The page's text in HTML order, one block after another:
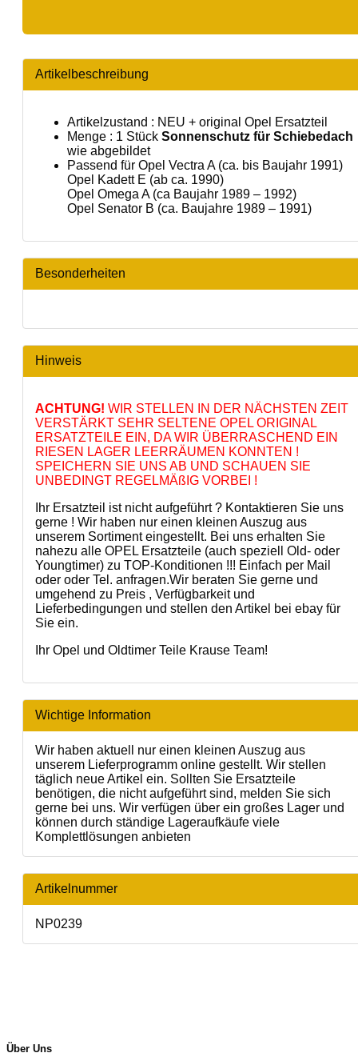
Artikelbeschreibung
Artikelzustand : NEU + original Opel Ersatzteil
Menge : 1 Stück Sonnenschutz für Schiebedach
wie abgebildet
Passend für Opel Vectra A (ca. bis Baujahr 1991)
Opel Kadett E (ab ca. 1990)
Opel Omega A (ca Baujahr 1989 – 1992)
Opel Senator B (ca. Baujahre 1989 – 1991)
Besonderheiten
Hinweis
ACHTUNG! WIR STELLEN IN DER NÄCHSTEN ZEIT
VERSTÄRKT SEHR SELTENE OPEL ORIGINAL
ERSATZTEILE EIN, DA WIR ÜBERRASCHEND EIN
RIESEN LAGER LEERRÄUMEN KONNTEN !
SPEICHERN SIE UNS AB UND SCHAUEN SIE
UNBEDINGT REGELMÄßIG VORBEI !
Ihr Ersatzteil ist nicht aufgeführt ? Kontaktieren Sie uns
gerne ! Wir haben nur einen kleinen Auszug aus
unserem Sortiment eingestellt. Bei uns erhalten Sie
nahezu alle OPEL Ersatzteile (auch speziell Old- oder
Youngtimer) zu TOP-Konditionen !!! Einfach per Mail
oder oder Tel. anfragen.Wir beraten Sie gerne und
umgehend zu Preis , Verfügbarkeit und
Lieferbedingungen und stellen den Artikel bei ebay für
Sie ein.
Ihr Opel und Oldtimer Teile Krause Team!
Wichtige Information
Wir haben aktuell nur einen kleinen Auszug aus
unserem Lieferprogramm online gestellt. Wir stellen
täglich neue Artikel ein. Sollten Sie Ersatzteile
benötigen, die nicht aufgeführt sind, melden Sie sich
gerne bei uns. Wir verfügen über ein großes Lager und
können durch ständige Lageraufkäufe viele
Komplettlösungen anbieten
Artikelnummer
NP0239
Über Uns